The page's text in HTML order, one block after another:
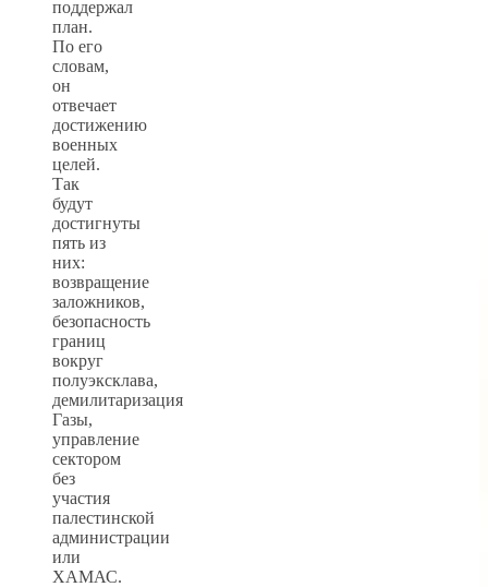
поддержал
план.
По его
словам,
он
отвечает
достижению
военных
целей.
Так
будут
достигнуты
пять из
них:
возвращение
заложников,
безопасность
границ
вокруг
полуэксклава,
демилитаризация
Газы,
управление
сектором
без
участия
палестинской
администрации
или
ХАМАС.